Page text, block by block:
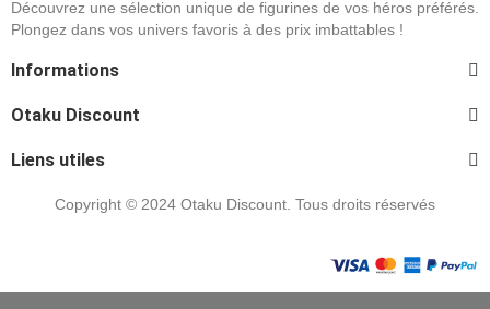
Découvrez une sélection unique de figurines de vos héros préférés.
Plongez dans vos univers favoris à des prix imbattables !
Informations
Otaku Discount
Liens utiles
Copyright © 2024 Otaku Discount. Tous droits réservés